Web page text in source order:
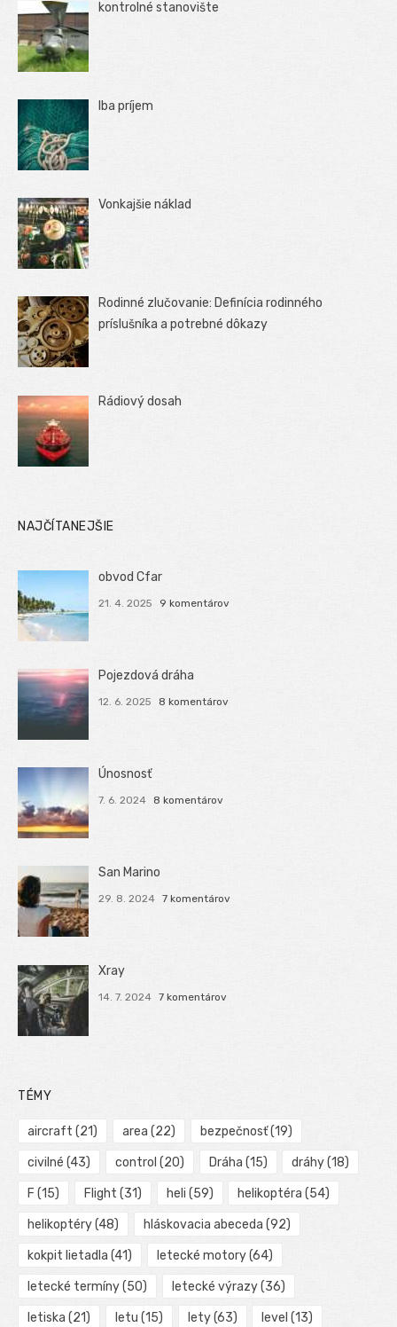
kontrolné stanovište
Iba príjem
Vonkajšie náklad
Rodinné zlučovanie: Definícia rodinného
príslušníka a potrebné dôkazy
Rádiový dosah
NAJČÍTANEJŠIE
obvod Cfar
21. 4. 2025 9 komentárov
Pojezdová dráha
12. 6. 2025 8 komentárov
Únosnosť
7. 6. 2024 8 komentárov
San Marino
29. 8. 2024 7 komentárov
Xray
14. 7. 2024 7 komentárov
TÉMY
aircraft (21) area (22) bezpečnosť(19)
civilné (43) control (20) Dráha (15) dráhy(18)
F (15) Flight (31) heli (59) helikoptéra (54)
helikoptéry(48) hláskovacia abeceda (92)
kokpit lietadla (41) letecké motory(64)
letecké termíny(50) letecké výrazy(36)
letiska (21) letu (15) lety(63) level (13)